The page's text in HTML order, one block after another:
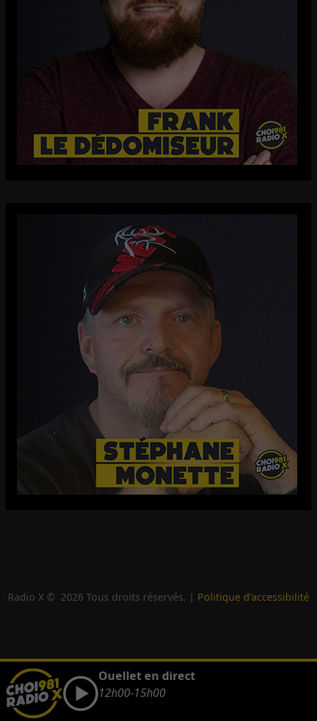
Radio X © 2026 Tous droits réservés. | Politique d'accessibilité
Ouellet en direct
12h00-15h00